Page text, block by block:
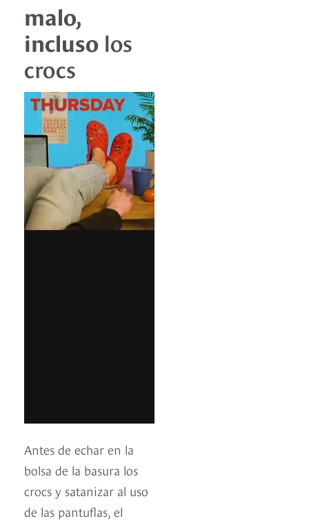
malo,
incluso los
crocs
Antes de echar en la
bolsa de la basura los
crocs y satanizar al uso
de las pantuflas, el